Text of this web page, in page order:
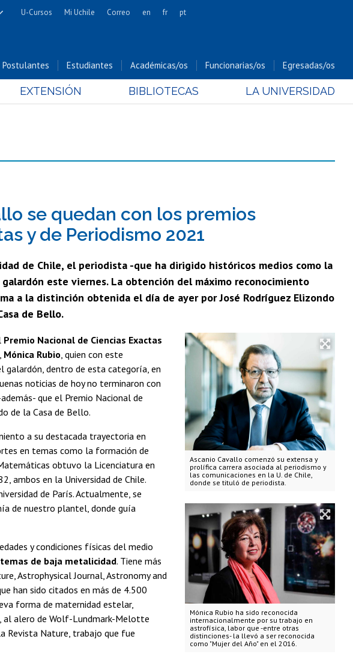
y Matemáticas
Cs. Forestales y Conservación
y Farmacéuticas
Cs. Sociales
y Tecnología de
Bachillerato
U-Cursos Mi Uchile Correo en fr pt
Postulantes Estudiantes Académicas/os Funcionarias/os Egresadas/os
EXTENSIÓN BIBLIOTECAS LA UNIVERSIDAD
se quedan con los premios
y de Periodismo 2021
de Chile, el periodista -que ha dirigido históricos medios como la
este viernes. La obtención del máximo reconocimiento
a la distinción obtenida el día de ayer por José Rodríguez Elizondo
de Bello.
Ascanio Cavallo comenzó su extensa y
prolífica carrera asociada al periodismo y
las comunicaciones en la U. de Chile,
donde se tituló de periodista.
Mónica Rubio ha sido reconocida
internacionalmente por su trabajo en
astrofísica, labor que -entre otras
distinciones- la llevó a ser reconocida
como "Mujer del Año" en el 2016.
Premio Nacional de Ciencias Exactas
Mónica Rubio , quien con este
dentro de esta categoría, en
noticias de hoy no terminaron con
que el Premio Nacional de
de la Casa de Bello.
a su destacada trayectoria en
en temas como la formación de
obtuvo la Licenciatura en
ambos en la Universidad de Chile.
de París. Actualmente, se
de nuestro plantel, donde guía
y condiciones físicas del medio
de baja metalicidad. Tiene más
Astrophysical Journal, Astronomy and
han sido citados en más de 4.500
forma de maternidad estelar,
al alero de Wolf-Lundmark-Melotte
Revista Nature, trabajo que fue